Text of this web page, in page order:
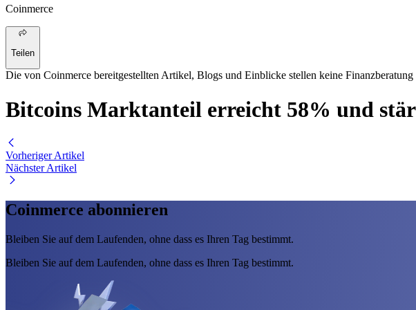
Coinmerce
Teilen
Die von Coinmerce bereitgestellten Artikel, Blogs und Einblicke stellen keine Finanzberatung
Bitcoins Marktanteil erreicht 58% und
Vorheriger Artikel
Nächster Artikel
Coinmerce abonnieren
Bleiben Sie auf dem Laufenden, ohne dass es Ihren Tag bestimmt.
Bleiben Sie auf dem Laufenden, ohne dass es Ihren Tag bestimmt.